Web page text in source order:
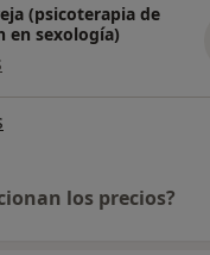
(psicoterapia de
en sexología)
los precios?